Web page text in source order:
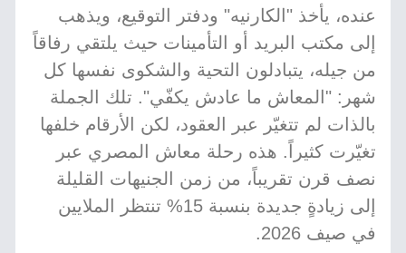
عنده، يأخذ "الكارنيه" ودفتر التوقيع، ويذهب
إلى مكتب البريد أو التأمينات حيث يلتقي رفاقاً
من جيله، يتبادلون التحية والشكوى نفسها كل
شهر: "المعاش ما عادش يكفّي". تلك الجملة
بالذات لم تتغيّر عبر العقود، لكن الأرقام خلفها
تغيّرت كثيراً. هذه رحلة معاش المصري عبر
نصف قرن تقريباً، من زمن الجنيهات القليلة
إلى زيادةٍ جديدة بنسبة 15% تنتظر الملايين
في صيف 2026.